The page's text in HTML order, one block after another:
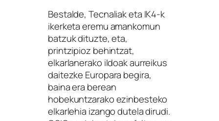
Bestalde, Tecnaliak eta IK4-k
ikerketa eremu amankomun
batzuk dituzte, eta,
printzipioz behintzat,
elkarlanerako ildoak aurreikus
daitezke Europara begira,
baina era berean
hobekuntzarako ezinbesteko
elkarlehia izango dutela dirudi.